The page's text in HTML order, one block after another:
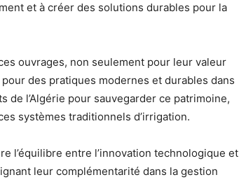
et à créer des solutions durables pour la
ouvrages, non seulement pour leur valeur
des pratiques modernes et durables dans
l’Algérie pour sauvegarder ce patrimoine,
systèmes traditionnels d’irrigation.
l’équilibre entre l’innovation technologique et
leur complémentarité dans la gestion